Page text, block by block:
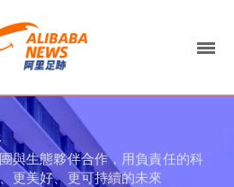
與生態夥伴合作，用負責任的科
更美好、更可持續的未來